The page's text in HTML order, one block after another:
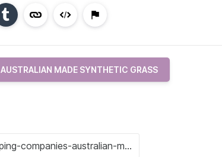
AUSTRALIAN MADE SYNTHETIC GRASS